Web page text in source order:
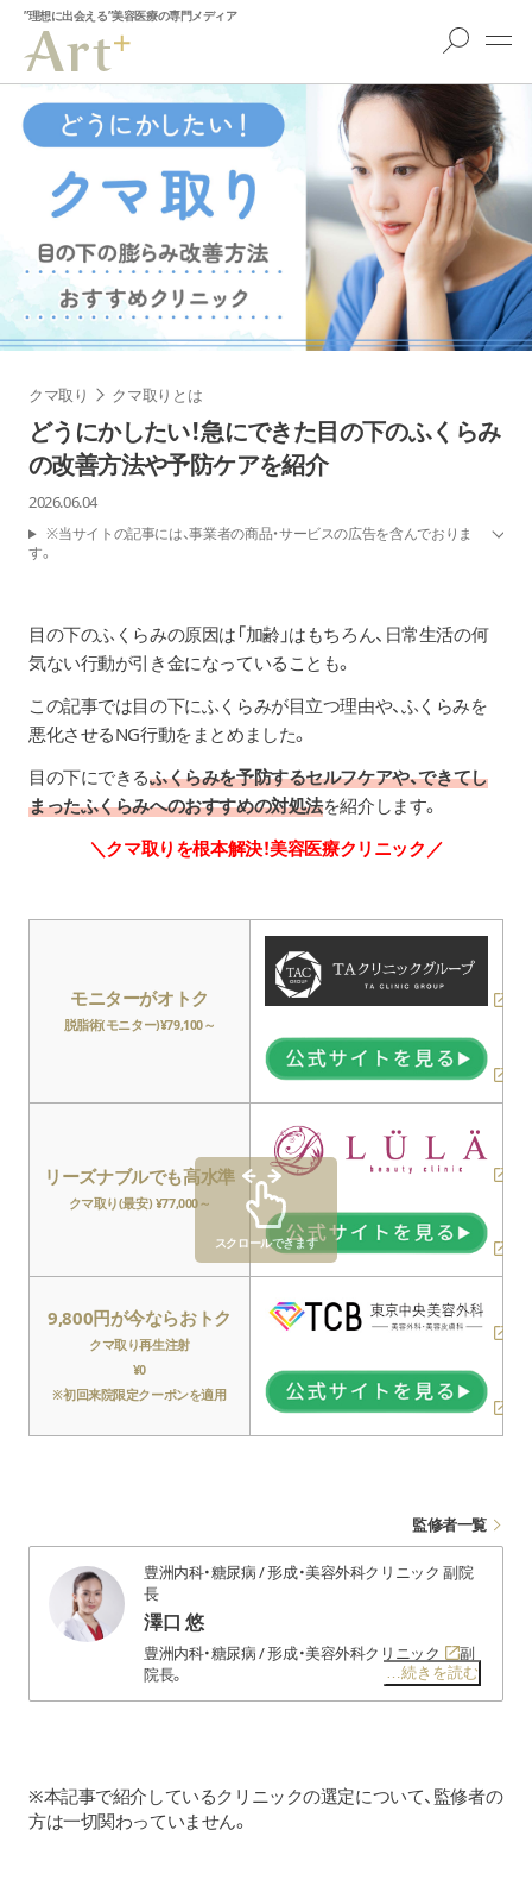
”理想に出会える”美容医療の専門メディア
クマ取り クマ取りとは
どうにかしたい！急にできた目の下のふくらみ
の改善方法や予防ケアを紹介
2026.06.04
※当サイトの記事には、事業者の商品・サービスの広告を含んでおりま
す。
目の下のふくらみの原因は「加齢」はもちろん、日常生活の何
気ない行動が引き金になっていることも。
この記事では目の下にふくらみが目立つ理由や、ふくらみを
悪化させるNG行動をまとめました。
目の下にできるふくらみを予防するセルフケアや、できてし
まったふくらみへのおすすめの対処法を紹介します。
＼クマ取りを根本解決！美容医療クリニック／
モニターがオトク
脱脂術(モニター)¥79,100～
リーズナブルでも高水準
クマ取り(最安) ¥77,000～
9,800円が今ならおトク
クマ取り再生注射
¥0
※初回来院限定クーポンを適用
スクロールできます
監修者一覧
豊洲内科・糖尿病 / 形成・美容外科クリニック 副院
長
澤口 悠
豊洲内科・糖尿病 / 形成・美容外科クリニック
副
院長。
大学病院や総合病院での勤務を経て、形成外科専門
ダウンタイム短縮にもこだわり、豊富な脂肪吸引・
脂肪豊胸の経験から培ったボリュームデザイン技
…続きを読む
※本記事で紹介しているクリニックの選定について、監修者の
方は一切関わっていません。